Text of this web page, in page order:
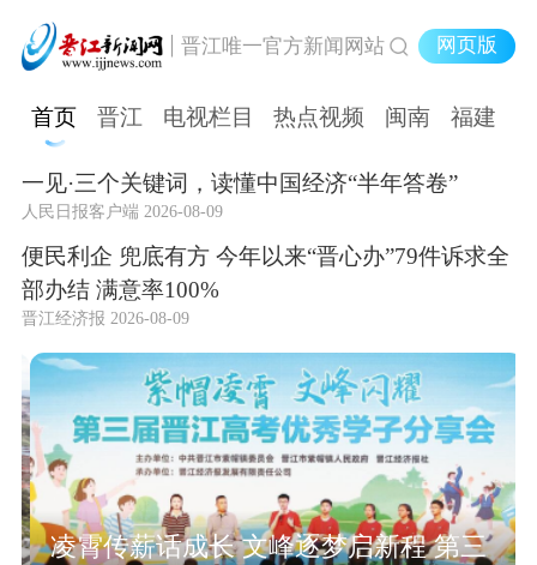
晋江唯一官方新闻网站 网页版
首页 晋江 电视栏目 热点视频 闽南 福建
一见·三个关键词，读懂中国经济“半年答卷”
人民日报客户端 2026-08-09
便民利企 兜底有方 今年以来“晋心办”79件诉求全
部办结 满意率100%
晋江经济报 2026-08-09
凌霄传薪话成长 文峰逐梦启新程 第三